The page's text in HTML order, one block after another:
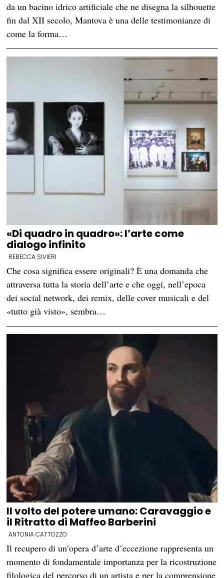
da un bacino idrico artificiale che ne disegna la silhouette
fin dal XII secolo, Mantova è una delle testimonianze di
come la forma…
«Di quadro in quadro»: l’arte come
dialogo infinito
REBECCA SIVIERI
Che cosa significa essere originali? È una domanda che
attraversa tutta la storia dell’arte e che oggi, nell’epoca
dei social network, dei remix, delle cover musicali e del
«tutto già visto», sembra…
Il volto del potere umano: Caravaggio e
il Ritratto di Maffeo Barberini
ANTONIA CATTOZZO
Il recupero di un’opera d’arte d’eccezione rappresenta un
momento di fondamentale importanza per la ricostruzione
filologica del percorso di un artista e per la comprensione